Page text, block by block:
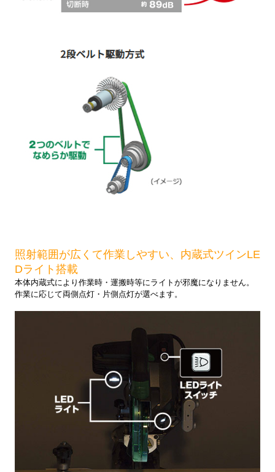
照射範囲が広くて作業しやすい、内蔵式ツインLE
Dライト搭載
本体内蔵式により作業時・運搬時等にライトが邪魔になりません。
作業に応じて両側点灯・片側点灯が選べます。